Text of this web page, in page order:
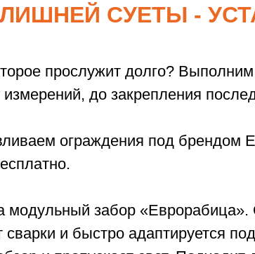
СУЕТЫ -
прослужит долго? Выполним
до закрепления
ограждения под брендом
модульный забор «Еврорабица».
и быстро адаптируется